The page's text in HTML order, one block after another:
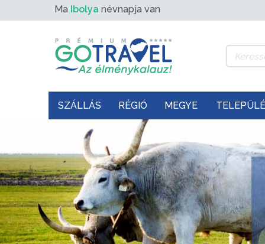
Ma Ibolya névnapja van
SZÁLLÁS RÉGIÓ MEGYE